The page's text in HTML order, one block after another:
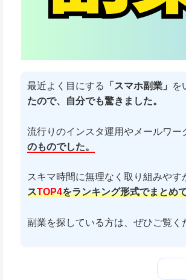
最近よく目にする 「スマホ副業」 を
たので、自分でも驚きました。
流行りのインスタ運用やメールワー
のものでした。
スキマ時間に無理なく取り組みやす
スTOP4をランキング形式でまとめ
副業を探している方は、ぜひご覧く